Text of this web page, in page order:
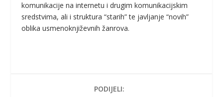
komunikacije na internetu i drugim komunikacijskim
sredstvima, ali i struktura “starih” te javljanje “novih”
oblika usmenoknjiževnih žanrova.
PODIJELI: